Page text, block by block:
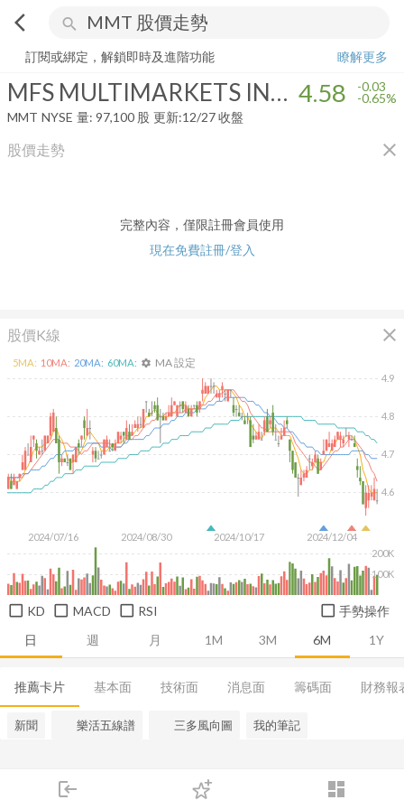
arrow_back_ios search
login dashboard
下單
MFS MULTIMARKETS INCOME TRUST
訂閱或綁定，解鎖即時及進階功能
瞭解更多
MFS MULTIMARKETS INCOME TRUST 4.58 -0.03
-0.65%
MMT NYSE 量: 97,100 股 更新:12/27 收盤
股價走勢 close
完整內容，僅限註冊會員使用
現在免費註冊/登入
股價K線 close
日 週 月 1M 3M 6M 1Y
2024/07/16 2024/08/30 2024/10/17 2024/12/04
4.6
4.7
4.8
4.9
100K
200K
5MA: 10MA: 20MA: 60MA: settings MA 設定
KD MACD RSI 手勢操作
推薦卡片 基本面 技術面 消息面 籌碼面 財務報
新聞 樂活五線譜 三多風向圖 我的筆記